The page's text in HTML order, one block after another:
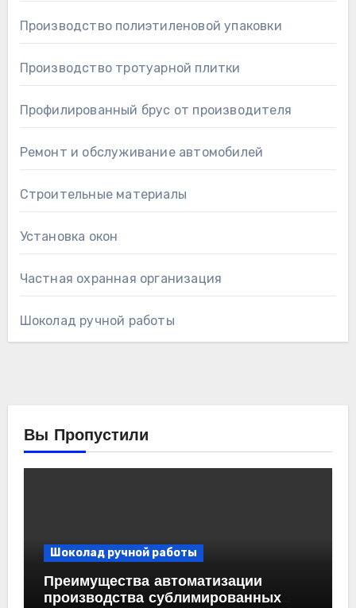
Производство полиэтиленовой упаковки
Производство тротуарной плитки
Профилированный брус от производителя
Ремонт и обслуживание автомобилей
Строительные материалы
Установка окон
Частная охранная организация
Шоколад ручной работы
Вы Пропустили
Шоколад ручной работы
Преимущества автоматизации
производства сублимированных